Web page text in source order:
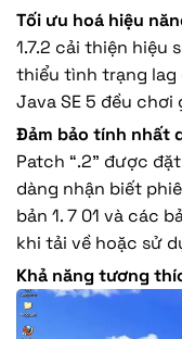
Tối ưu hoá hiệu
1.7.2 cải thiện hiệu
thiểu tình trạng lag
Java SE 5 đều chơi
Đảm bảo tính nhất
Patch “.2” được
dàng nhận biết
bản 1. 7 01 và các
khi tải về hoặc sử
Khả năng tương